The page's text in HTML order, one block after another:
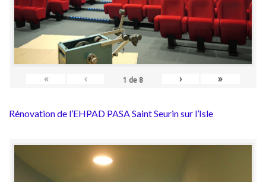
« ‹ 1 de 8 › »
Rénovation de l’EHPAD PASA Saint Seurin sur l’Isle